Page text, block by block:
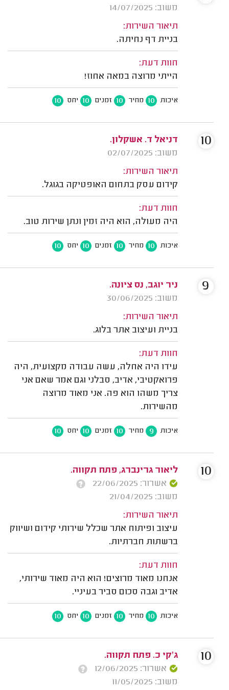
משוב: 14/07/2025
תיאור השירות:
בניית דף נחיתה.
חוות דעת:
הייתי מרוצה במאה אחוז!
איכות 10 מחיר 10 זמנים 10 יחס 10
דניאל ד. אשקלון.
משוב: 02/07/2025
תיאור השירות:
קידום עסק בתחום האופטיקה בגוגל.
חוות דעת:
היה מעולה, הוא היה זמין ונתן שירות טוב.
איכות 10 מחיר 10 זמנים 10 יחס 10
10
ניר יוגב, נס ציונה.
משוב: 30/06/2025
תיאור השירות:
בניית ועיצוב אתר בלוג.
חוות דעת:
עידו היה אחלה, עשה עבודה מקצועית, היה
פרואקטיבי, אדיב, סבלני וגם אמר שאם אני
צריך משהו הוא פה. אני מאוד מרוצה
מהשירות.
איכות 9 מחיר 10 זמנים 10 יחס 10
9
ליאור גרינברג, פתח תקווה.
אשרור: 22/06/2025
משוב: 21/04/2025
תיאור השירות:
עיצוב ופיתוח אתר שכלל שירותי קידום ושיווק
ברשתות חברתיות.
חוות דעת:
אנחנו מאוד מרוצים! הוא היה מאוד שירותי,
אדיב וגבה סכום סביר בעיניי.
איכות 10 מחיר 10 זמנים 10 יחס 10
10
ג'קי כ. פתח תקווה.
אשרור: 12/06/2025
משוב: 11/05/2025
10